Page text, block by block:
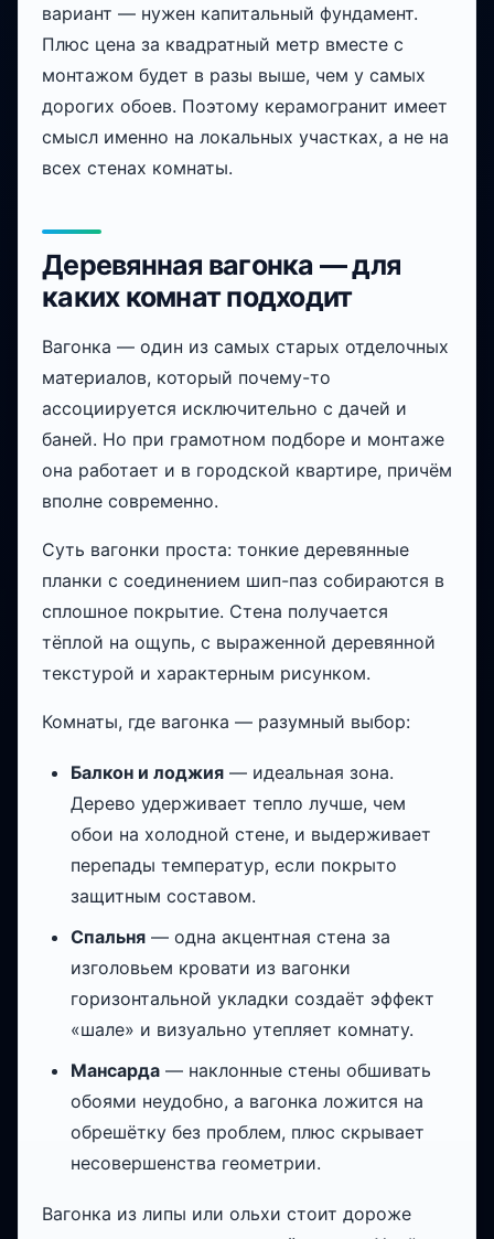
вариант — нужен капитальный фундамент.
Плюс цена за квадратный метр вместе с
монтажом будет в разы выше, чем у самых
дорогих обоев. Поэтому керамогранит имеет
смысл именно на локальных участках, а не на
всех стенах комнаты.
Деревянная вагонка — для
каких комнат подходит
Вагонка — один из самых старых отделочных
материалов, который почему-то
ассоциируется исключительно с дачей и
баней. Но при грамотном подборе и монтаже
она работает и в городской квартире, причём
вполне современно.
Суть вагонки проста: тонкие деревянные
планки с соединением шип-паз собираются в
сплошное покрытие. Стена получается
тёплой на ощупь, с выраженной деревянной
текстурой и характерным рисунком.
Комнаты, где вагонка — разумный выбор:
Балкон и лоджия — идеальная зона.
Дерево удерживает тепло лучше, чем
обои на холодной стене, и выдерживает
перепады температур, если покрыто
защитным составом.
Спальня — одна акцентная стена за
изголовьем кровати из вагонки
горизонтальной укладки создаёт эффект
«шале» и визуально утепляет комнату.
Мансарда — наклонные стены обшивать
обоями неудобно, а вагонка ложится на
обрешётку без проблем, плюс скрывает
несовершенства геометрии.
Вагонка из липы или ольхи стоит дороже